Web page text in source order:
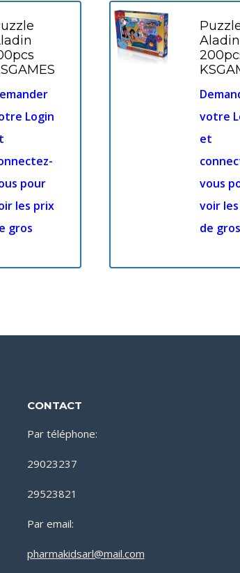
Login
pour
les prix
gros
Aladin
votre
et
vous
voir
de gros
CONTACT
Par téléphone:
29023237
29523821
Par email:
pharmakidsarl@mail.com